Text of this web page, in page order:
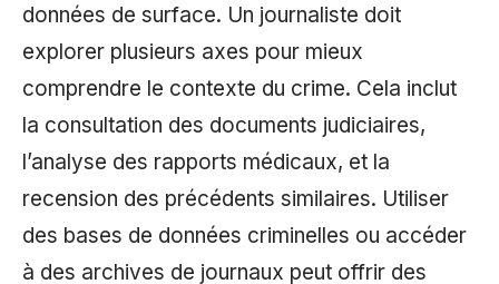
données de surface. Un journaliste doit
explorer plusieurs axes pour mieux
comprendre le contexte du crime. Cela inclut
la consultation des documents judiciaires,
l’analyse des rapports médicaux, et la
recension des précédents similaires. Utiliser
des bases de données criminelles ou accéder
à des archives de journaux peut offrir des